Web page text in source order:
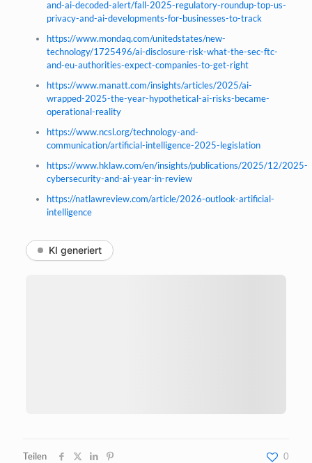
and-ai-decoded-alert/fall-2025-regulatory-roundup-top-us-
privacy-and-ai-developments-for-businesses-to-track
https://www.mondaq.com/unitedstates/new-
technology/1725496/ai-disclosure-risk-what-the-sec-ftc-
and-eu-authorities-expect-companies-to-get-right
https://www.manatt.com/insights/articles/2025/ai-
wrapped-2025-the-year-hypothetical-ai-risks-became-
operational-reality
https://www.ncsl.org/technology-and-
communication/artificial-intelligence-2025-legislation
https://www.hklaw.com/en/insights/publications/2025/12/2025-
cybersecurity-and-ai-year-in-review
https://natlawreview.com/article/2026-outlook-artificial-
intelligence
KI generiert
Teilen 0